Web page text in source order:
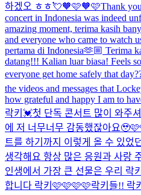
하겠오 ㅎㅎ💘🧡🩷🧡🩷Thank
concert in Indonesia was indeed
amazing moment, terima kasih
and everyone who came to watch
pertama di Indonesia🫶🏼 Terima
datang!!! Kalian luar biasa! Feels
everyone get home safely that
the videos and messages that
how grateful and happy I am to
락키💓첫 단독 콘서트 많이 와주
에 저 너무너무 감동했잖아요
트를 하기까지 이렇게 올 수 있었
생각해요 항상 많은 응원과 사랑
인생에서 가장 큰 선물은 우리 락
합니다 락키🩷🩷🩷🩷락키들!! 락